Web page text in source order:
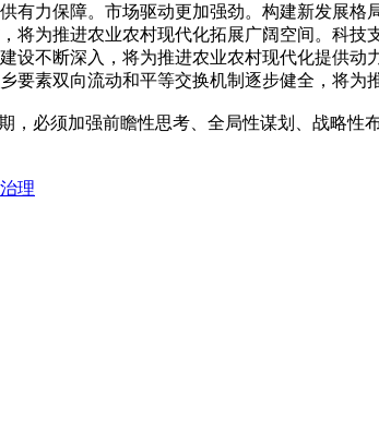
有力保障。市场驱动更加强劲。构建新发展
将为推进农业农村现代化拓展广阔空间。科
设不断深入，将为推进农业农村现代化提供
素双向流动和平等交换机制逐步健全，将为
，必须加强前瞻性思考、全局性谋划、战略
理